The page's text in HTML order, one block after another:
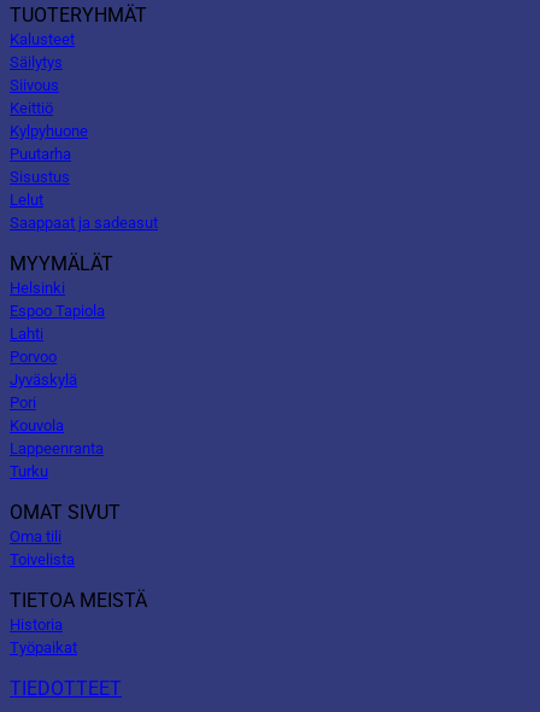
TUOTERYHMÄT
Kalusteet
Säilytys
Siivous
Keittiö
Kylpyhuone
Puutarha
Sisustus
Lelut
Saappaat ja sadeasut
MYYMÄLÄT
Helsinki
Espoo Tapiola
Lahti
Porvoo
Jyväskylä
Pori
Kouvola
Lappeenranta
Turku
OMAT SIVUT
Oma tili
Toivelista
TIETOA MEISTÄ
Historia
Työpaikat
TIEDOTTEET